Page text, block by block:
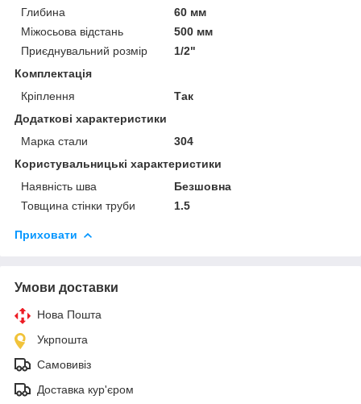
Глибина
60 мм
Міжосьова відстань
500 мм
Приєднувальний розмір
1/2"
Комплектація
Кріплення
Так
Додаткові характеристики
Марка стали
304
Користувальницькі характеристики
Наявність шва
Безшовна
Товщина стінки труби
1.5
Приховати
Умови доставки
Нова Пошта
Укрпошта
Самовивіз
Доставка кур'єром